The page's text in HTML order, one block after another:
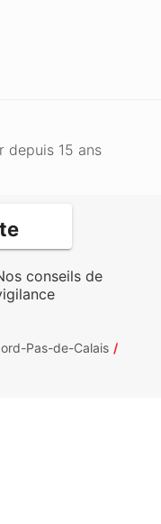
depuis 15 ans
conseils de
Pas-de-Calais